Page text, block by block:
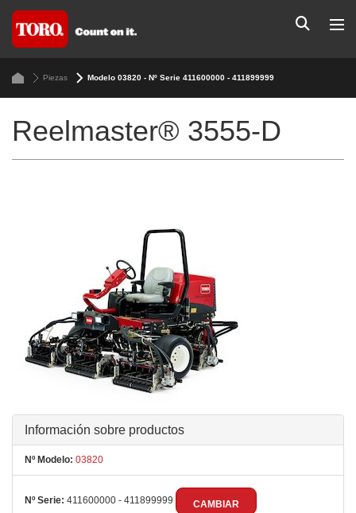
Piezas Modelo 03820 - Nº Serie 411600000 - 411899999
Reelmaster® 3555-D
Información sobre productos
Nº Modelo: 03820
Nº Serie: 411600000 - 411899999 CAMBIAR